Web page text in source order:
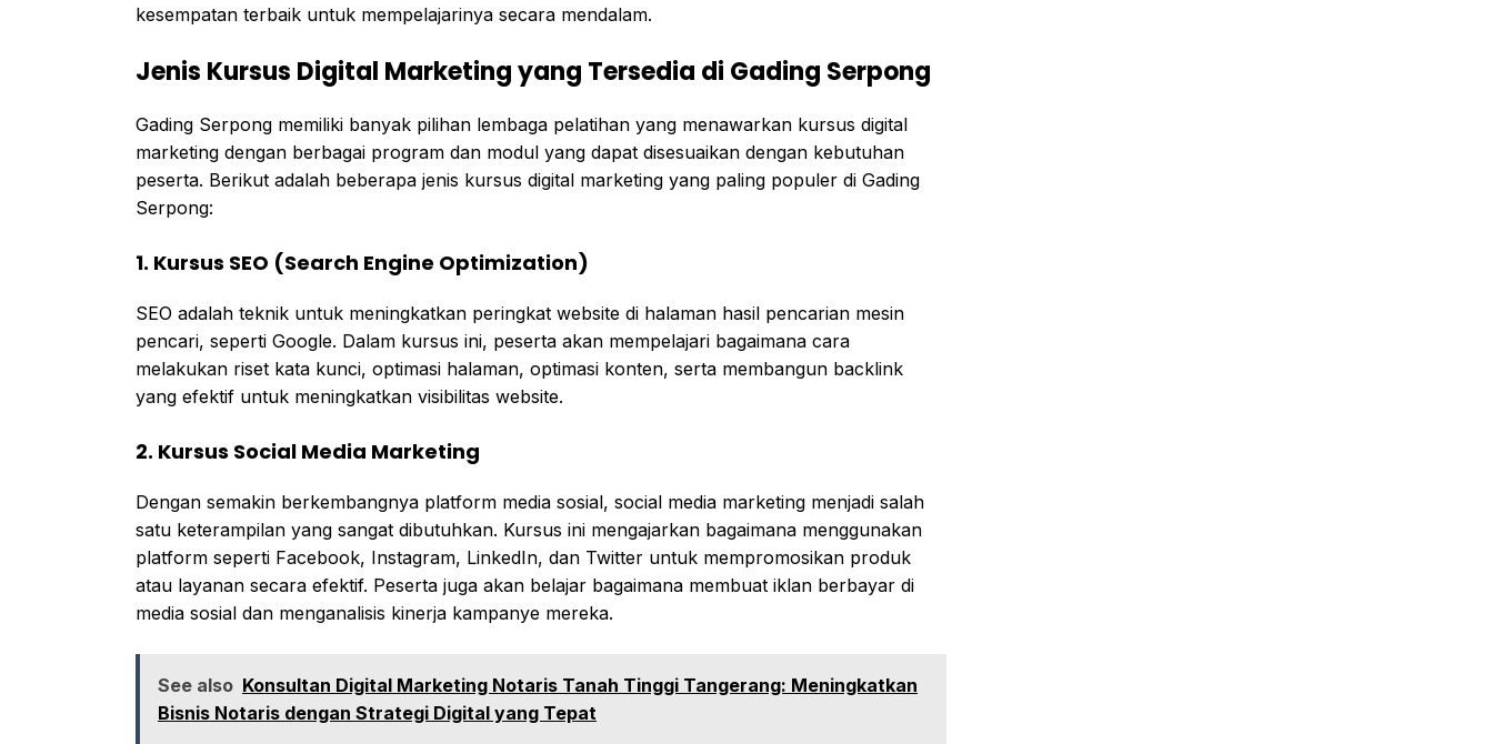
kesempatan terbaik untuk mempelajarinya secara mendalam.
Jenis Kursus Digital Marketing yang Tersedia di Gading Serpong
Gading Serpong memiliki banyak pilihan lembaga pelatihan yang menawarkan kursus digital
marketing dengan berbagai program dan modul yang dapat disesuaikan dengan kebutuhan
peserta. Berikut adalah beberapa jenis kursus digital marketing yang paling populer di Gading
Serpong:
1. Kursus SEO (Search Engine Optimization)
SEO adalah teknik untuk meningkatkan peringkat website di halaman hasil pencarian mesin
pencari, seperti Google. Dalam kursus ini, peserta akan mempelajari bagaimana cara
melakukan riset kata kunci, optimasi halaman, optimasi konten, serta membangun backlink
yang efektif untuk meningkatkan visibilitas website.
2. Kursus Social Media Marketing
Dengan semakin berkembangnya platform media sosial, social media marketing menjadi salah
satu keterampilan yang sangat dibutuhkan. Kursus ini mengajarkan bagaimana menggunakan
platform seperti Facebook, Instagram, LinkedIn, dan Twitter untuk mempromosikan produk
atau layanan secara efektif. Peserta juga akan belajar bagaimana membuat iklan berbayar di
media sosial dan menganalisis kinerja kampanye mereka.
See also Konsultan Digital Marketing Notaris Tanah Tinggi Tangerang: Meningkatkan
Bisnis Notaris dengan Strategi Digital yang Tepat